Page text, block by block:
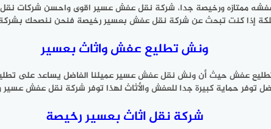
ممتازه ورخيصة جدا، شركة نقل عفش عسير اقوى واحسن شركات
إذا كنت تبحث عن شركة نقل عفش بعسير رخيصة فنحن ننصحك
ونش تطليع عفش واثاث بعسير
عفش حيث أن ونش نقل عفش عسير عميلنا الفاضل يساعد على تطليع
توفر حماية كبيرة جدا للعفش والأثاث لهذا توفر شركة نقل عفش
شركة نقل اثاث بعسير رخيصة